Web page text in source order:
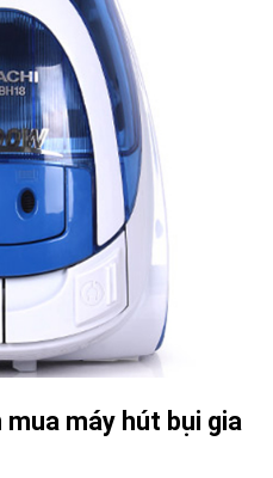
máy hút bụi gia